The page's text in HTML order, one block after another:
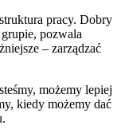
pracy. Dobry
pozwala
– zarządzać
możemy lepiej
kiedy możemy dać